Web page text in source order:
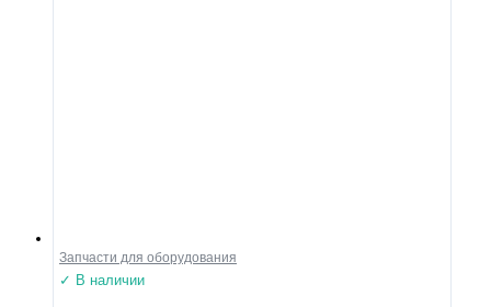
Запчасти для оборудования
✓ В наличии